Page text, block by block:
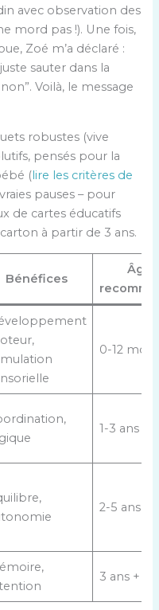
avec observation des
mord pas !). Une fois,
Zoé m’a déclaré :
sauter dans la
Voilà, le message
robustes (vive
pensés pour la
(lire les critères de
pauses – pour
de cartes éducatifs
à partir de 3 ans.
Bénéfices
Âge
0-12 mois
1-3 ans
2-5 ans
3 ans +